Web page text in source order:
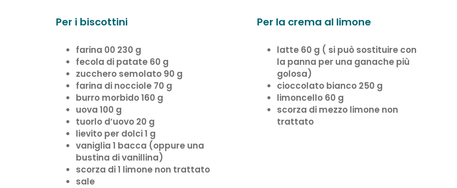
Per i biscottini
farina 00 230 g
fecola di patate 60 g
zucchero semolato 90 g
farina di nocciole 70 g
burro morbido 160 g
uova 100 g
tuorlo d’uovo 20 g
lievito per dolci 1 g
vaniglia 1 bacca (oppure una
bustina di vanillina)
scorza di 1 limone non trattato
sale
Per la crema al limone
latte 60 g ( si può sostituire con
la panna per una ganache più
golosa)
cioccolato bianco 250 g
limoncello 60 g
scorza di mezzo limone non
trattato